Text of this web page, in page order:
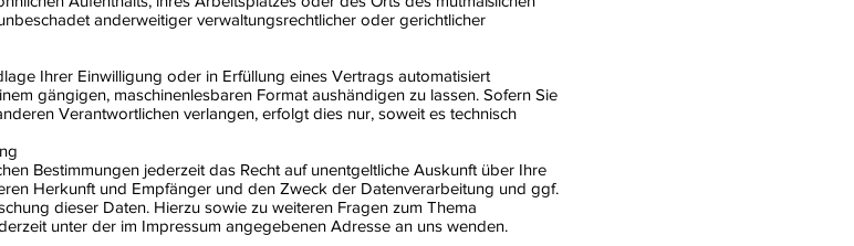
anderweitiger verwaltungsrechtlicher oder gerichtlicher
Ihrer Einwilligung oder in Erfüllung eines Vertrags automatisiert
gängigen, maschinenlesbaren Format aushändigen zu lassen. Sofern Sie
Verantwortlichen verlangen, erfolgt dies nur, soweit es technisch
Bestimmungen jederzeit das Recht auf unentgeltliche Auskunft über Ihre
Herkunft und Empfänger und den Zweck der Datenverarbeitung und ggf.
dieser Daten. Hierzu sowie zu weiteren Fragen zum Thema
unter der im Impressum angegebenen Adresse an uns wenden.